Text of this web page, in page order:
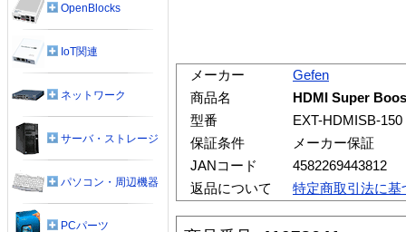
メーカー
Gefen
商品名
HDMI Super
型番
EXT-HDMISB-150
保証条件
メーカー保証
JANコード
4582269443812
返品について
特定商取引法に基
OpenBlocks
IoT関連
ネットワーク
サーバ・ストレージ
パソコン・周辺機器
PCパーツ